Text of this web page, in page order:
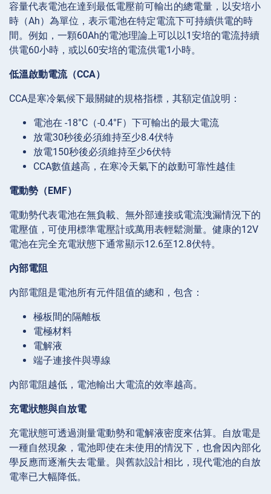
容量代表電池在達到最低電壓前可輸出的總電量，以安培小
時（Ah）為單位，表示電池在特定電流下可持續供電的時
間。例如，一顆60Ah的電池理論上可以以1安培的電流持續
供電60小時，或以60安培的電流供電1小時。
低溫啟動電流（CCA）
CCA是寒冷氣候下最關鍵的規格指標，其額定值說明：
電池在 -18°C（-0.4°F）下可輸出的最大電流
放電30秒後必須維持至少8.4伏特
放電150秒後必須維持至少6伏特
CCA數值越高，在寒冷天氣下的啟動可靠性越佳
電動勢（EMF）
電動勢代表電池在無負載、無外部連接或電流洩漏情況下的
電壓值，可使用標準電壓計或萬用表輕鬆測量。健康的12V
電池在完全充電狀態下通常顯示12.6至12.8伏特。
內部電阻
內部電阻是電池所有元件阻值的總和，包含：
極板間的隔離板
電極材料
電解液
端子連接件與導線
內部電阻越低，電池輸出大電流的效率越高。
充電狀態與自放電
充電狀態可透過測量電動勢和電解液密度來估算。自放電是
一種自然現象，電池即使在未使用的情況下，也會因內部化
學反應而逐漸失去電量。與舊款設計相比，現代電池的自放
電率已大幅降低。